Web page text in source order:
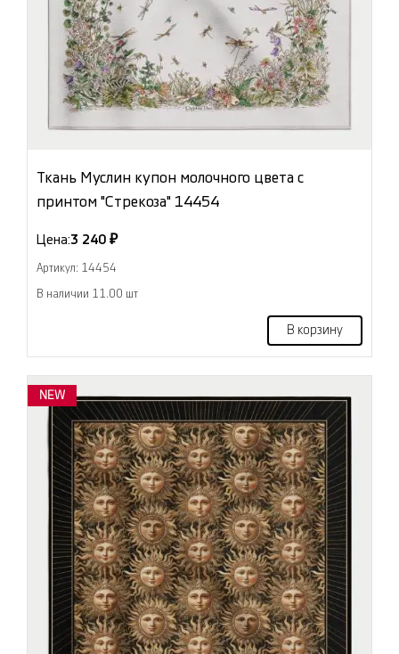
Ткань Муслин купон молочного цвета с
принтом "Стрекоза" 14454
Цена:3 240 ₽
Артикул: 14454
В наличии 11.00 шт
В корзину
NEW